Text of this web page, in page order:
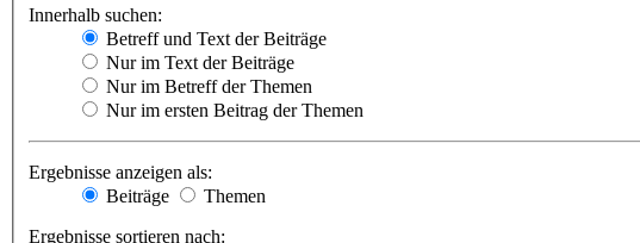
Innerhalb suchen:
Betreff und Text der Beiträge
Nur im Text der Beiträge
Nur im Betreff der Themen
Nur im ersten Beitrag der Themen
Ergebnisse anzeigen als:
Beiträge
Themen
Ergebnisse sortieren nach: